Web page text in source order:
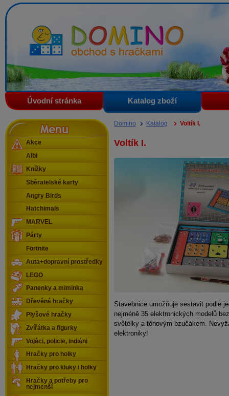
Domino - obchod s hračkami
Úvodní stránka Katalog zboží
Domino Katalog Voltík I.
Voltík I.
Stavebnice umožňuje sestavit podle
nejméně 35 elektronických modelů
světélky a tónovým bzučákem.
elektroniky!
Menu
Akce
Albi
Knížky
Sběratelské karty
Angry Birds
Hatchimals
MARVEL
Párty
Fortnite
Auta+dopravní prostředky
LEGO
Panenky a miminka
Dřevěné hračky
Plyšové hračky
Zvířátka a figurky
Vojáci, policie, indiáni
Hračky pro holky
Hračky pro kluky i holky
Hračky a potřeby pro
nejmenší